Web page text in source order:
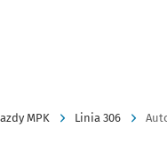
MPK Linia 306